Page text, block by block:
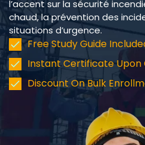
l’accent sur la sécurité
chaud, la prévention des
situations d’urgence.
Free Study Guide
Instant Certificate
Discount On Bulk